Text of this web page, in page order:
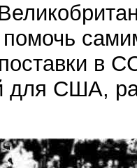
поставки в
для США,